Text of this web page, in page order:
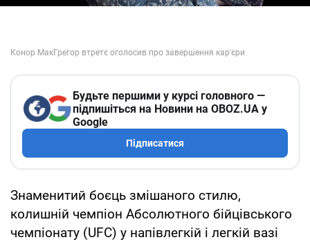
Будьте першими у курсі головного —
підпишіться на Новини на OBOZ.UA у
Google
Підписатися
Знаменитий боєць змішаного стилю,
колишній чемпіон Абсолютного бійцівського
чемпіонату (UFC) у напівлегкій і легкій вазі